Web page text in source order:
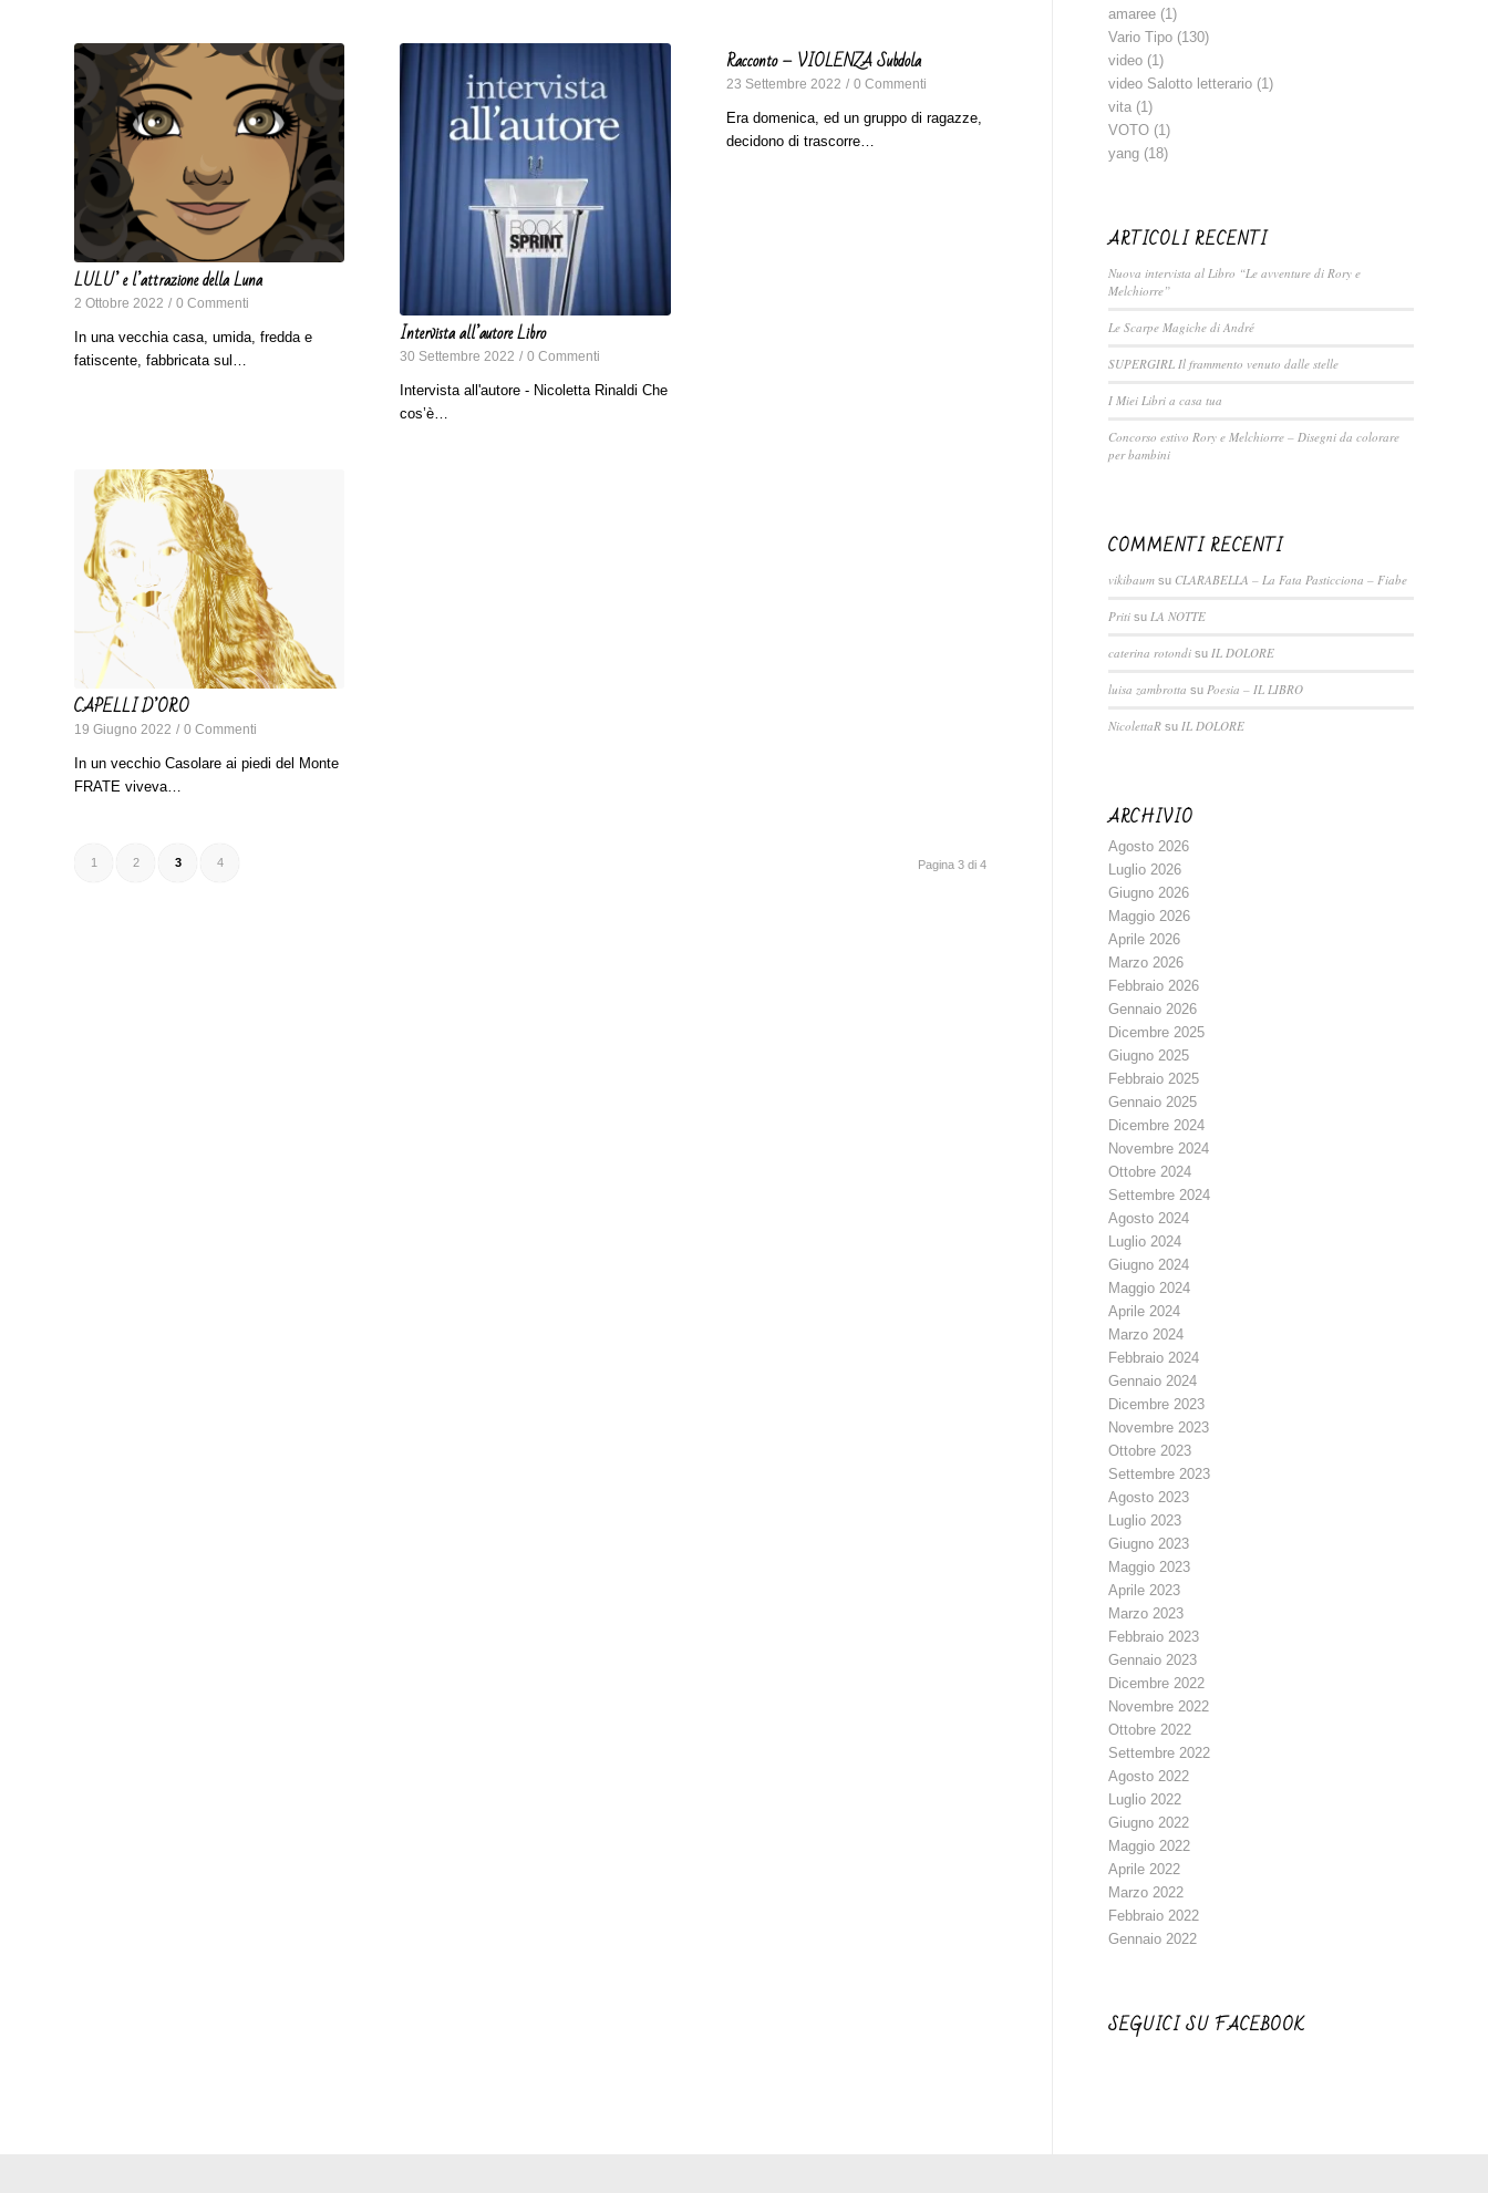
LULU’ e l’attrazione della Luna
2 Ottobre 2022 / 0 Commenti
In una vecchia casa, umida, fredda e
fatiscente, fabbricata sul…
Intervista all’autore Libro
30 Settembre 2022 / 0 Commenti
Intervista all'autore - Nicoletta Rinaldi Che
cos’è…
Racconto – VIOLENZA Subdola
23 Settembre 2022 / 0 Commenti
Era domenica, ed un gruppo di ragazze,
decidono di trascorre…
CAPELLI D’ORO
19 Giugno 2022 / 0 Commenti
In un vecchio Casolare ai piedi del Monte
FRATE viveva…
Pagina 3 di 4
1 2 3 4
amaree (1)
Vario Tipo (130)
video (1)
video Salotto letterario (1)
vita (1)
VOTO (1)
yang (18)
ARTICOLI RECENTI
Nuova intervista al Libro “Le avventure di Rory e
Melchiorre”
Le Scarpe Magiche di André
SUPERGIRL Il frammento venuto dalle stelle
I Miei Libri a casa tua
Concorso estivo Rory e Melchiorre – Disegni da colorare
per bambini
COMMENTI RECENTI
vikibaum su CLARABELLA – La Fata Pasticciona – Fiabe
Priti su LA NOTTE
caterina rotondi su IL DOLORE
luisa zambrotta su Poesia – IL LIBRO
NicolettaR su IL DOLORE
ARCHIVIO
Agosto 2026
Luglio 2026
Giugno 2026
Maggio 2026
Aprile 2026
Marzo 2026
Febbraio 2026
Gennaio 2026
Dicembre 2025
Giugno 2025
Febbraio 2025
Gennaio 2025
Dicembre 2024
Novembre 2024
Ottobre 2024
Settembre 2024
Agosto 2024
Luglio 2024
Giugno 2024
Maggio 2024
Aprile 2024
Marzo 2024
Febbraio 2024
Gennaio 2024
Dicembre 2023
Novembre 2023
Ottobre 2023
Settembre 2023
Agosto 2023
Luglio 2023
Giugno 2023
Maggio 2023
Aprile 2023
Marzo 2023
Febbraio 2023
Gennaio 2023
Dicembre 2022
Novembre 2022
Ottobre 2022
Settembre 2022
Agosto 2022
Luglio 2022
Giugno 2022
Maggio 2022
Aprile 2022
Marzo 2022
Febbraio 2022
Gennaio 2022
SEGUICI SU FACEBOOK